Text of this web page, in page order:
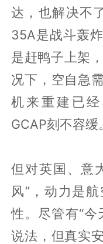
达，也解决不
35A是战斗轰
是赶鸭子上架
况下，空自急
机来重建已
GCAP刻不容缓
但对英国、意
风”，动力是
性。尽管有“今
说法，但真实